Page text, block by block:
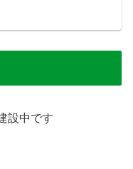
設中です